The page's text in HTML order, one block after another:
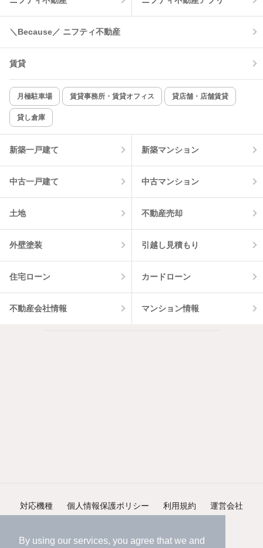
By using our services, you agree that we and
＼Because／ ニフティ不動産
賃貸
月極駐車場 賃貸事務所・賃貸オフィス 貸店舗・店舗賃貸
貸し倉庫
新築一戸建て 新築マンション
中古一戸建て 中古マンション
土地 不動産売却
外壁塗装 引越し見積もり
住宅ローン カードローン
不動産会社情報 マンション情報
対応機種 個人情報保護ポリシー 利用規約 運営会社